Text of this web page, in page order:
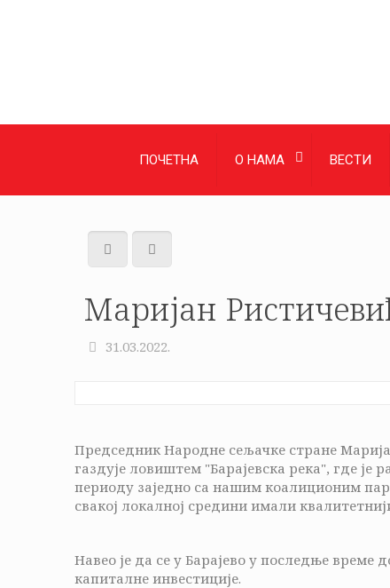
ПОЧЕТНА О НАМА ВЕСТИ
Маријан
31.03.2022.
Председник Народне сељачке стране
газдује ловиштем "Барајевска река", где
периоду заједно са нашим коалиционим
свакој локалној средини имали
Навео је да се у Барајево у последње време
капиталне инвестиције.